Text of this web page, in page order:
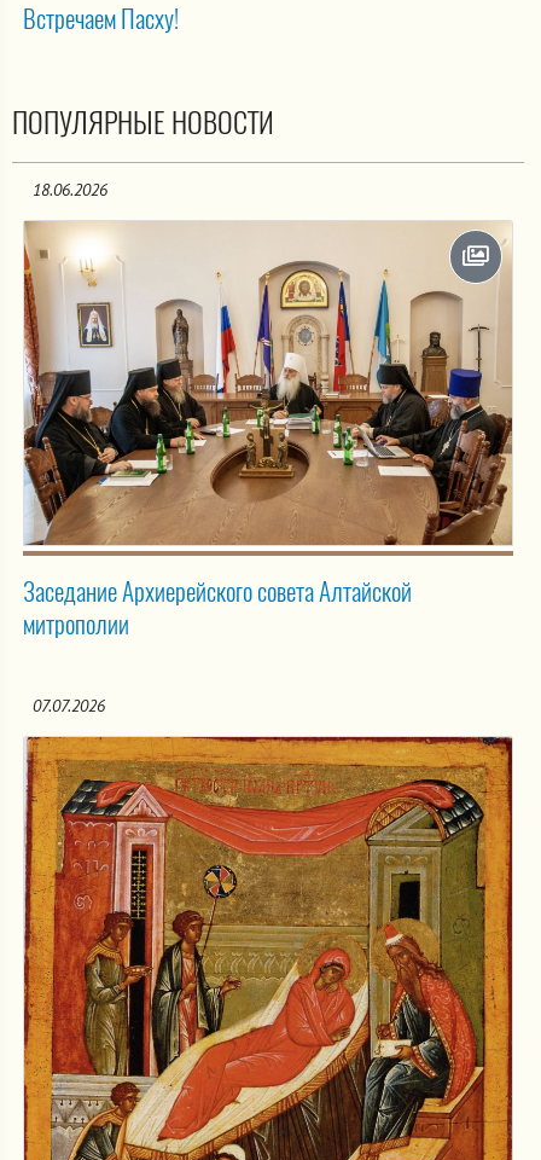
Встречаем Пасху!
ПОПУЛЯРНЫЕ НОВОСТИ
18.06.2026
Заседание Архиерейского совета Алтайской
митрополии
07.07.2026